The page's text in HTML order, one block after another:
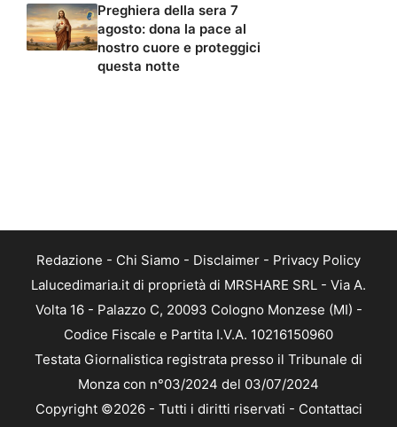
Preghiera della sera 7
agosto: dona la pace al
nostro cuore e proteggici
questa notte
Redazione - Chi Siamo - Disclaimer - Privacy Policy
Lalucedimaria.it di proprietà di MRSHARE SRL - Via A.
Volta 16 - Palazzo C, 20093 Cologno Monzese (MI) -
Codice Fiscale e Partita I.V.A. 10216150960
Testata Giornalistica registrata presso il Tribunale di
Monza con n°03/2024 del 03/07/2024
Copyright ©2026 - Tutti i diritti riservati - Contattaci